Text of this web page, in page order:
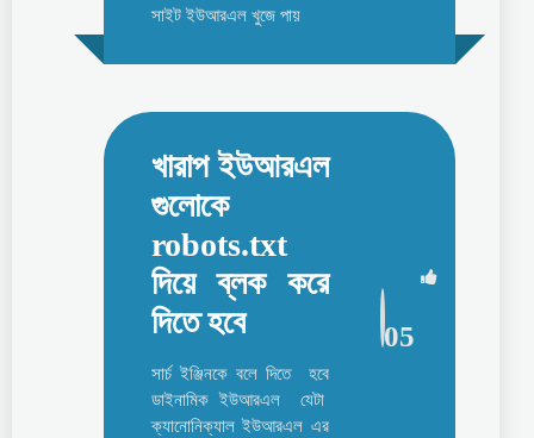
সাইট ইউআরএল খুজে পায়
খারাপ ইউআরএল
গুলোকে
robots.txt
দিয়ে ব্লক করে
দিতে হবে
সার্চ ইঞ্জিনকে বলে দিতে হবে
ডাইনামিক ইউআরএল যেটা
ক্যানোনিক্যাল ইউআরএল এর
05